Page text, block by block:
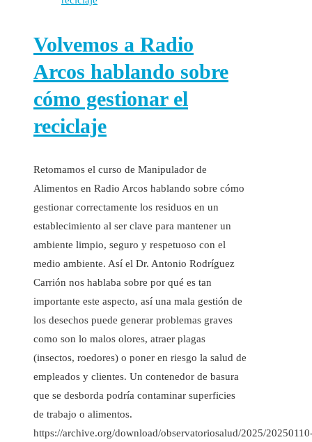
Volvemos a Radio
Arcos hablando sobre
cómo gestionar el
reciclaje
Retomamos el curso de Manipulador de
Alimentos en Radio Arcos hablando sobre cómo
gestionar correctamente los residuos en un
establecimiento al ser clave para mantener un
ambiente limpio, seguro y respetuoso con el
medio ambiente. Así el Dr. Antonio Rodríguez
Carrión nos hablaba sobre por qué es tan
importante este aspecto, así una mala gestión de
los desechos puede generar problemas graves
como son lo malos olores, atraer plagas
(insectos, roedores) o poner en riesgo la salud de
empleados y clientes. Un contenedor de basura
que se desborda podría contaminar superficies
de trabajo o alimentos.
https://archive.org/download/observatoriosalud/2025/